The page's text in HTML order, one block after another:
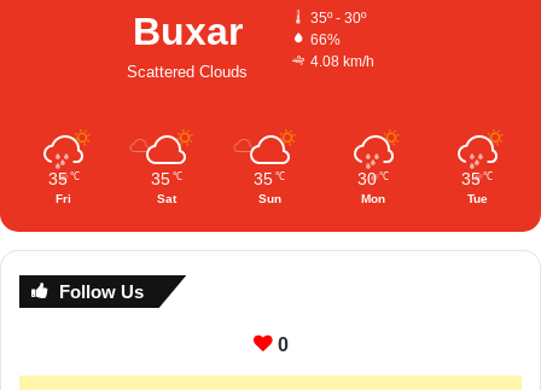
Buxar
Scattered Clouds
35º - 30º
66%
4.08 km/h
35 ℃
Fri
35 ℃
Sat
35 ℃
Sun
30 ℃
Mon
35 ℃
Tue
Follow Us
0